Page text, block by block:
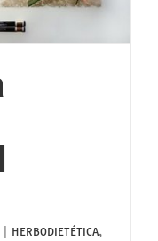
HERBODIETÉTICA,